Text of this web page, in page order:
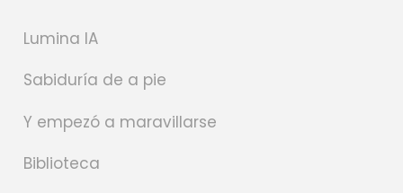
Lumina IA
Sabiduría de a pie
Y empezó a maravillarse
Biblioteca